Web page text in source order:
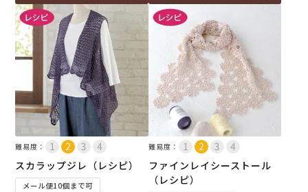
難易度：
スカラップジレ（レシピ）
メール便10個まで可
難易度：
ファインレイシーストール
（レシピ）